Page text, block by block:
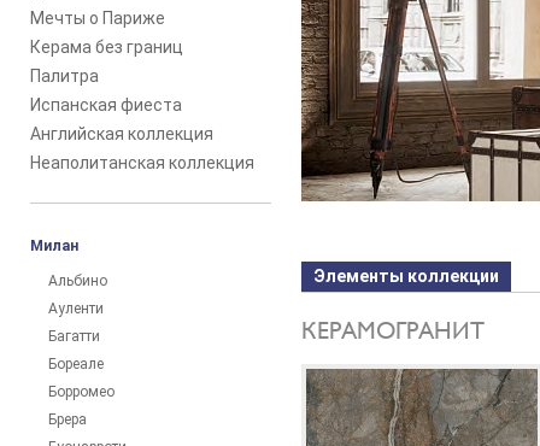
Мечты о Париже
Керама без границ
Палитра
Испанская фиеста
Английская коллекция
Неаполитанская коллекция
Милан
Альбино
Ауленти
Багатти
Бореале
Борромео
Брера
Элементы коллекции
КЕРАМОГРАНИТ